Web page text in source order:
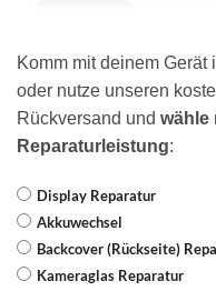
Komm mit deinem
oder nutze unseren
Rückversand und wähle
Reparaturleistung:
Display Reparatur
Akkuwechsel
Backcover (Rückseite)
Kameraglas Reparatur